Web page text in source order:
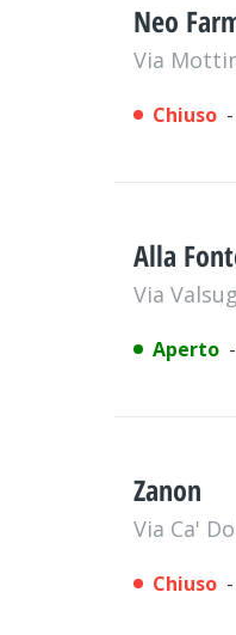
Neo
Via
Chiuso
Alla
Via
Aperto
Zanon
Via Ca'
Chiuso